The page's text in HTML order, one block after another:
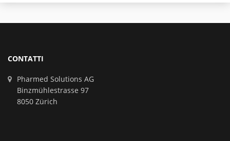
CONTATTI
Pharmed Solutions AG
Binzmühlestrasse 97
8050 Zürich